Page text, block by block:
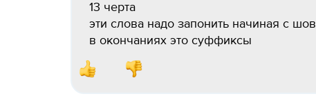
13 черта
эти слова надо запонить начиная с шов
в окончаниях это суффиксы